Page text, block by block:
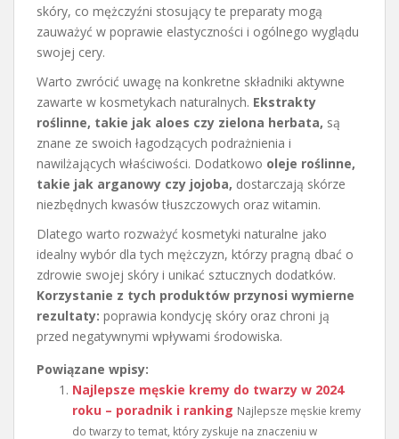
skóry, co mężczyźni stosujący te preparaty mogą
zauważyć w poprawie elastyczności i ogólnego wyglądu
swojej cery.
Warto zwrócić uwagę na konkretne składniki aktywne
zawarte w kosmetykach naturalnych. Ekstrakty
roślinne, takie jak aloes czy zielona herbata, są
znane ze swoich łagodzących podrażnienia i
nawilżających właściwości. Dodatkowo oleje roślinne,
takie jak arganowy czy jojoba, dostarczają skórze
niezbędnych kwasów tłuszczowych oraz witamin.
Dlatego warto rozważyć kosmetyki naturalne jako
idealny wybór dla tych mężczyzn, którzy pragną dbać o
zdrowie swojej skóry i unikać sztucznych dodatków.
Korzystanie z tych produktów przynosi wymierne
rezultaty: poprawia kondycję skóry oraz chroni ją
przed negatywnymi wpływami środowiska.
Powiązane wpisy:
Najlepsze męskie kremy do twarzy w 2024
roku – poradnik i ranking Najlepsze męskie kremy
do twarzy to temat, który zyskuje na znaczeniu w